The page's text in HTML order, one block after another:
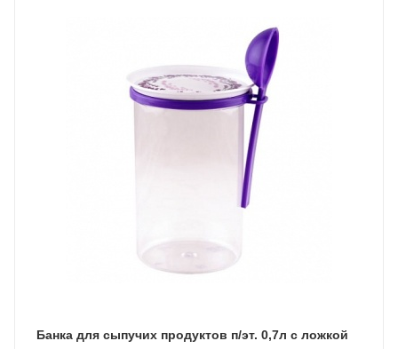
Банка для сыпучих продуктов п/эт. 0,7л с ложкой